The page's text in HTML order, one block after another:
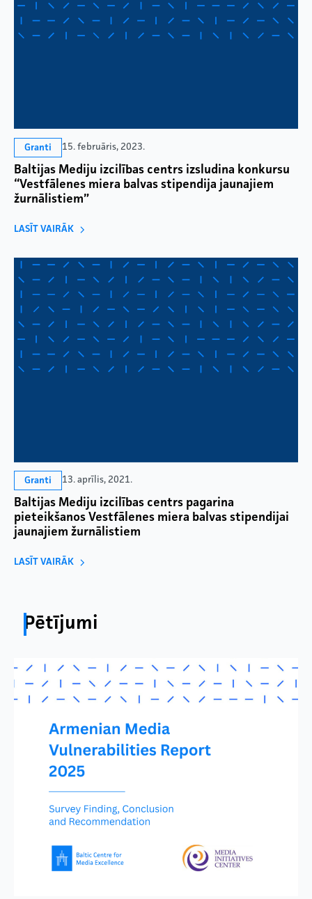
Granti 15. februāris, 2023.
Baltijas Mediju izcilības centrs izsludina konkursu
“Vestfālenes miera balvas stipendija jaunajiem
žurnālistiem”
LASĪT VAIRĀK
Granti 13. aprīlis, 2021.
Baltijas Mediju izcilības centrs pagarina
pieteikšanos Vestfālenes miera balvas stipendijai
jaunajiem žurnālistiem
LASĪT VAIRĀK
Pētījumi